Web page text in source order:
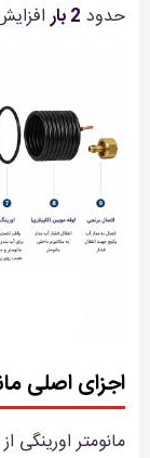
حدود 2 بار
اجزای اصلی
مانومتر